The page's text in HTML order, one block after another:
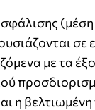
σε
με τα
η